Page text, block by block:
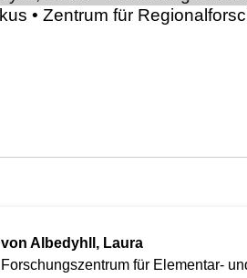
von Albedyhll, Laura
Forschungszentrum für Elementar-